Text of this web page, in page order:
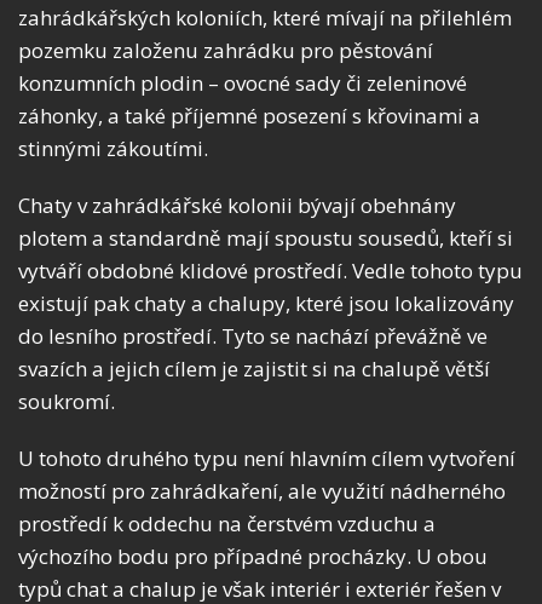
zahrádkářských koloniích, které mívají na přilehlém
pozemku založenu zahrádku pro pěstování
konzumních plodin – ovocné sady či zeleninové
záhonky, a také příjemné posezení s křovinami a
stinnými zákoutími.
Chaty v zahrádkářské kolonii bývají obehnány
plotem a standardně mají spoustu sousedů, kteří si
vytváří obdobné klidové prostředí. Vedle tohoto typu
existují pak chaty a chalupy, které jsou lokalizovány
do lesního prostředí. Tyto se nachází převážně ve
svazích a jejich cílem je zajistit si na chalupě větší
soukromí.
U tohoto druhého typu není hlavním cílem vytvoření
možností pro zahrádkaření, ale využití nádherného
prostředí k oddechu na čerstvém vzduchu a
výchozího bodu pro případné procházky. U obou
typů chat a chalup je však interiér i exteriér řešen v